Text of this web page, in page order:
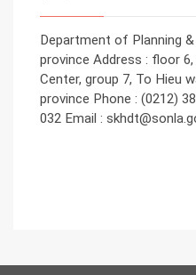
Department of Planning
province Address : floor
Center, group 7, To Hieu
province Phone : (0212)
032 Email :